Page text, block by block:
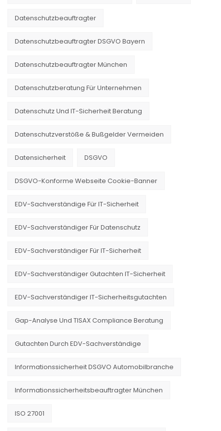
Datenschutzbeauftragter
Datenschutzbeauftragter DSGVO Bayern
Datenschutzbeauftragter München
Datenschutzberatung Für Unternehmen
Datenschutz Und IT-Sicherheit Beratung
Datenschutzverstöße & Bußgelder Vermeiden
Datensicherheit DSGVO
DSGVO-Konforme Webseite Cookie-Banner
EDV-Sachverständige Für IT-Sicherheit
EDV-Sachverständiger Für Datenschutz
EDV-Sachverständiger Für IT-Sicherheit
EDV-Sachverständiger Gutachten IT-Sicherheit
EDV-Sachverständiger IT-Sicherheitsgutachten
Gap-Analyse Und TISAX Compliance Beratung
Gutachten Durch EDV-Sachverständige
Informationssicherheit DSGVO Automobilbranche
Informationssicherheitsbeauftragter München
ISO 27001